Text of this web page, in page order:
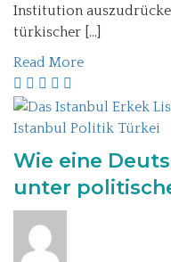
Institution
türkischer […]
Read More
Istanbul Politik Türkei
Wie eine
unter